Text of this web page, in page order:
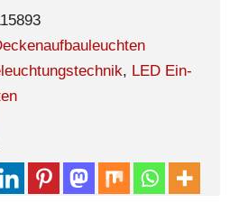
, LED Ein-